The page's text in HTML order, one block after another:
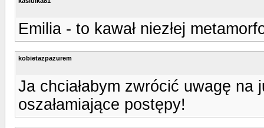
Emilia - to kawał niezłej
kobietazpazurem
Ja chciałabym zwrócić uwagę na
oszałamiające postępy!